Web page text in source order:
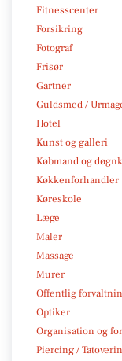
Fitnesscenter
Forsikring
Fotograf
Frisør
Gartner
Guldsmed /
Hotel
Kunst og galleri
Købmand og
Køkkenforhandler
Køreskole
Læge
Maler
Massage
Murer
Offentlig
Optiker
Organisation og
Piercing /